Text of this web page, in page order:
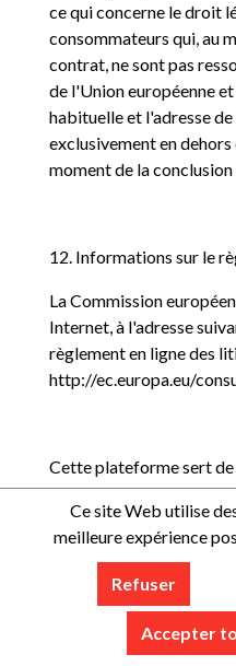
ce qui concerne le droit
consommateurs qui, au
contrat, ne sont pas
de l'Union européenne
habituelle et l'adresse
exclusivement en
moment de la
12. Informations sur le
La Commission
Internet, à l'adresse
règlement en ligne des
http://ec.europa.eu/
Cette plateforme sert
règlement
contrats d'achat en ligne
auxquels un
procédure de règlement
organisme de médiation
Ce site Web utilise
meilleure expérience
Refuser
Accepter